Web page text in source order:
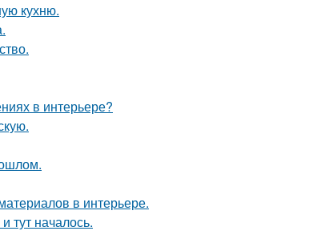
кухню.
в интерьере?
в интерьере.
тут началось.